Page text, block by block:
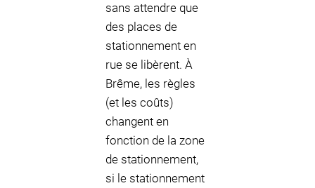
sans attendre que
des places de
stationnement en
rue se libèrent. À
Brême, les règles
(et les coûts)
changent en
fonction de la zone
de stationnement,
si le stationnement